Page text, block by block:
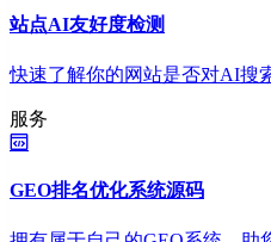
站点AI友好度检测
快速了解你的网站是否对AI搜
服务
GEO排名优化系统源码